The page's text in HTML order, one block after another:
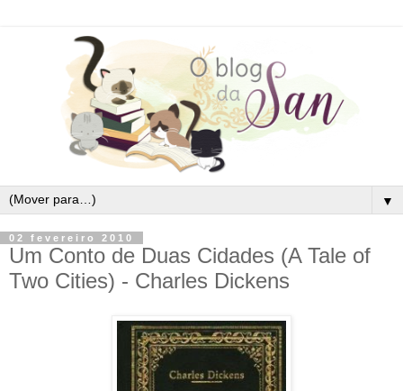
▼
02 fevereiro 2010
Um Conto de Duas Cidades (A Tale of
Two Cities) - Charles Dickens